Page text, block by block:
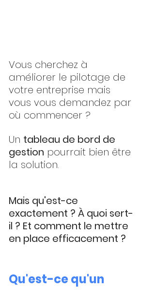
Vous cherchez à
améliorer le pilotage de
votre entreprise mais
vous vous demandez par
où commencer ?
Un tableau de bord de
gestion pourrait bien être
la solution.
Mais qu'est-ce
exactement ? À quoi sert-
il ? Et comment le mettre
en place efficacement ?
Qu'est-ce qu'un